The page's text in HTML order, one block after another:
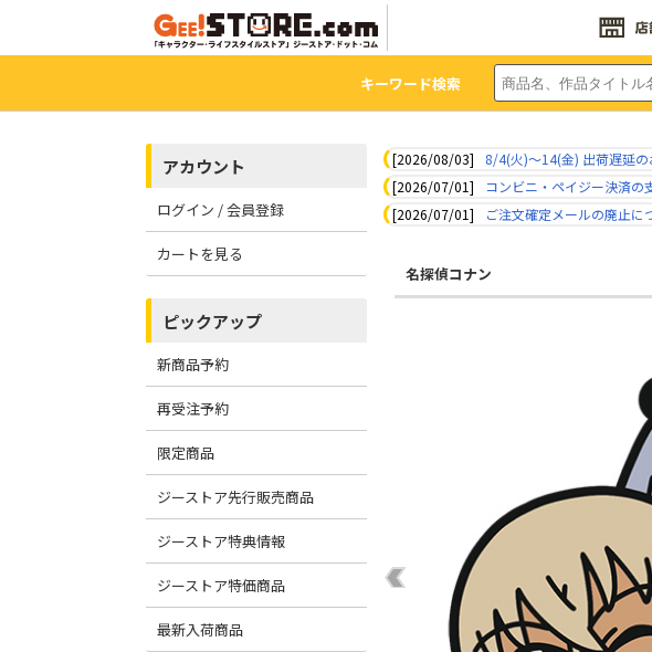
キーワード検索
アカウント
ログイン / 会員登録
カートを見る
ピックアップ
新商品予約
再受注予約
限定商品
ジーストア先行販売商品
ジーストア特典情報
ジーストア特価商品
最新入荷商品
[2026/08/03]
8/4(火)～14(金) 出荷遅延
[2026/07/01]
コンビニ・ペイジー決済の
[2026/07/01]
ご注文確定メールの廃止に
名探偵コナン